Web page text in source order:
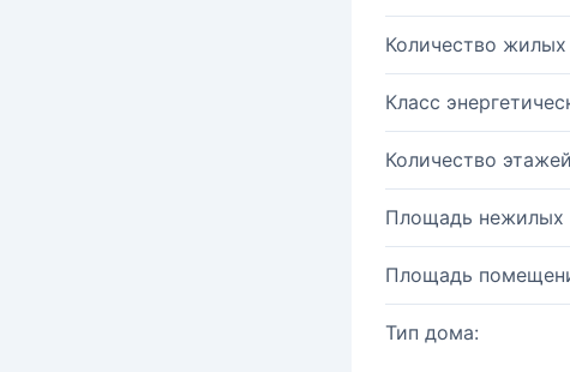
Количество
Класс
Количество
Площадь нежилых
Площадь
Тип дома: